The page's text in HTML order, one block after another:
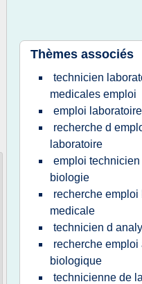
Thèmes associés
technicien
medicales emploi
emploi
recherche d
laboratoire
emploi
biologie
recherche
medicale
technicien d
recherche emploi
biologique
technicienne de